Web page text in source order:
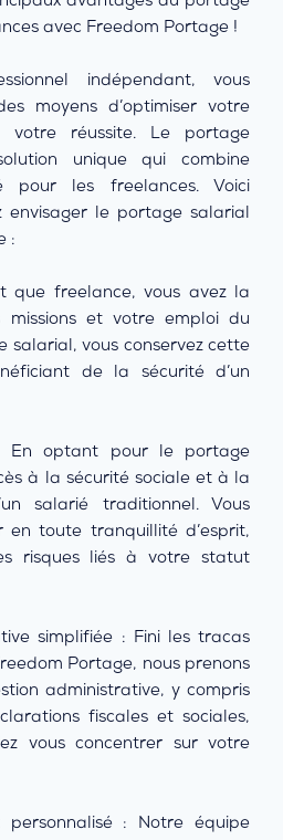
avec Freedom Portage !
indépendant, vous
moyens d’optimiser votre
votre réussite. Le portage
unique qui combine
pour les freelances. Voici
envisager le portage salarial
:
que freelance, vous avez la
missions et votre emploi du
salarial, vous conservez cette
de la sécurité d’un
En optant pour le portage
à la sécurité sociale et à la
salarié traditionnel. Vous
en toute tranquillité d’esprit,
risques liés à votre statut
simplifiée : Fini les tracas
Portage, nous prenons
administrative, y compris
fiscales et sociales,
vous concentrer sur votre
personnalisé : Notre équipe